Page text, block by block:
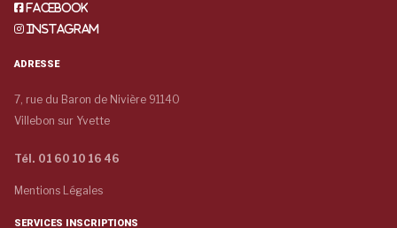
Facebook
Instagram
ADRESSE
7, rue du Baron de Nivière 91140
Villebon sur Yvette
Tél. 01 60 10 16 46
Mentions Légales
SERVICES INSCRIPTIONS